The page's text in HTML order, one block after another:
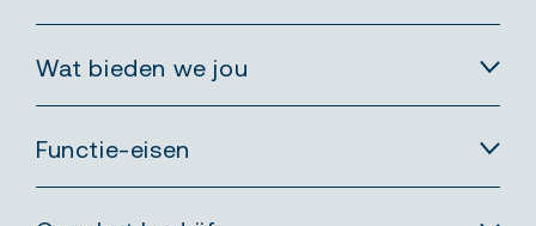
Wat bieden we jou
Functie-eisen